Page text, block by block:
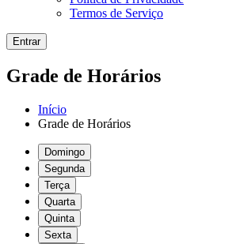
Termos de Serviço
Entrar
Grade de Horários
Início
Grade de Horários
Domingo
Segunda
Terça
Quarta
Quinta
Sexta